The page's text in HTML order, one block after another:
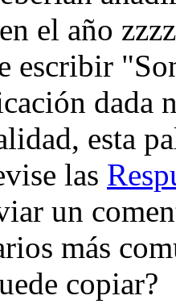
el año
escribir
dada
esta
las
un
más
copiar?